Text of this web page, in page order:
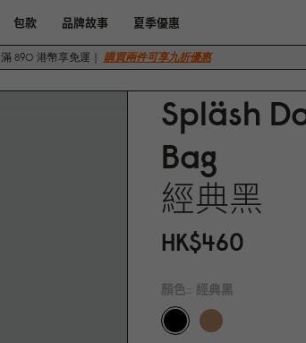
包款 品牌故事 夏季優惠
滿 890 港幣享免運｜ 購買兩件可享九折優惠
Spläsh
Bag
經典黑
HK$460
顏色:: 經典黑